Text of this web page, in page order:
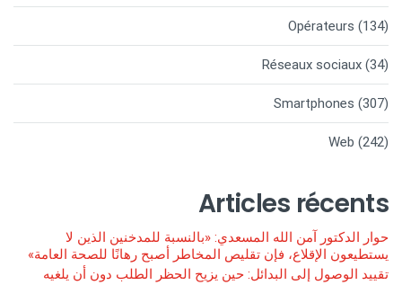
Opérateurs (134)
Réseaux sociaux (34)
Smartphones (307)
Web (242)
Articles récents
حوار الدكتور آمن الله المسعدي: «بالنسبة للمدخنين الذين لا
يستطيعون الإقلاع، فإن تقليص المخاطر أصبح رهانًا للصحة العامة»
تقييد الوصول إلى البدائل: حين يزيح الحظر الطلب دون أن يلغيه